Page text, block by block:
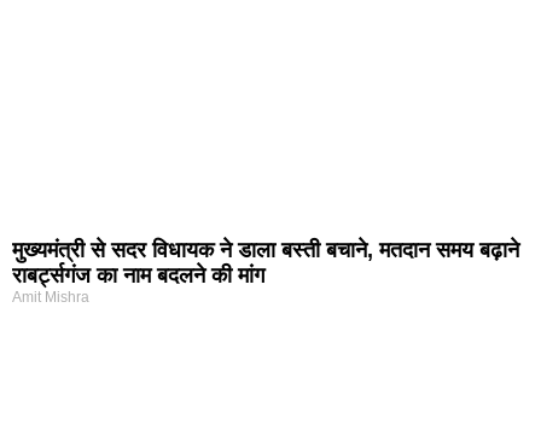
मुख्यमंत्री से सदर विधायक ने डाला बस्ती बचाने, मतदान समय बढ़ाने
राबर्ट्सगंज का नाम बदलने की मांग
Amit Mishra